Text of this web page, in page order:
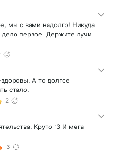
мы с вами надолго! Никуда
дело первое. Держите лучи
А то долгое
стало.
2
Круто :3 И мега
3